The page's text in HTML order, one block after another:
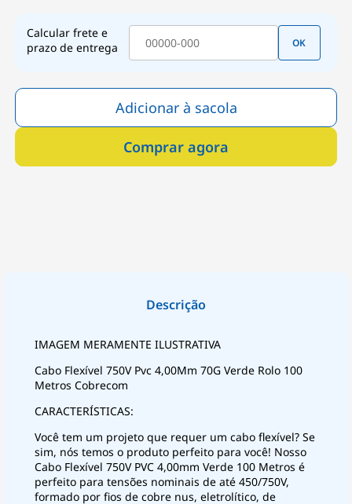
Calcular frete e
prazo de entrega
OK
Adicionar à sacola
Comprar agora
IMAGEM MERAMENTE ILUSTRATIVA
Cabo Flexível 750V Pvc 4,00Mm 70G Verde Rolo 100
Metros Cobrecom
CARACTERÍSTICAS:
Você tem um projeto que requer um cabo flexível? Se
sim, nós temos o produto perfeito para você! Nosso
Cabo Flexível 750V PVC 4,00mm Verde 100 Metros é
perfeito para tensões nominais de até 450/750V,
formado por fios de cobre nus, eletrolítico, de